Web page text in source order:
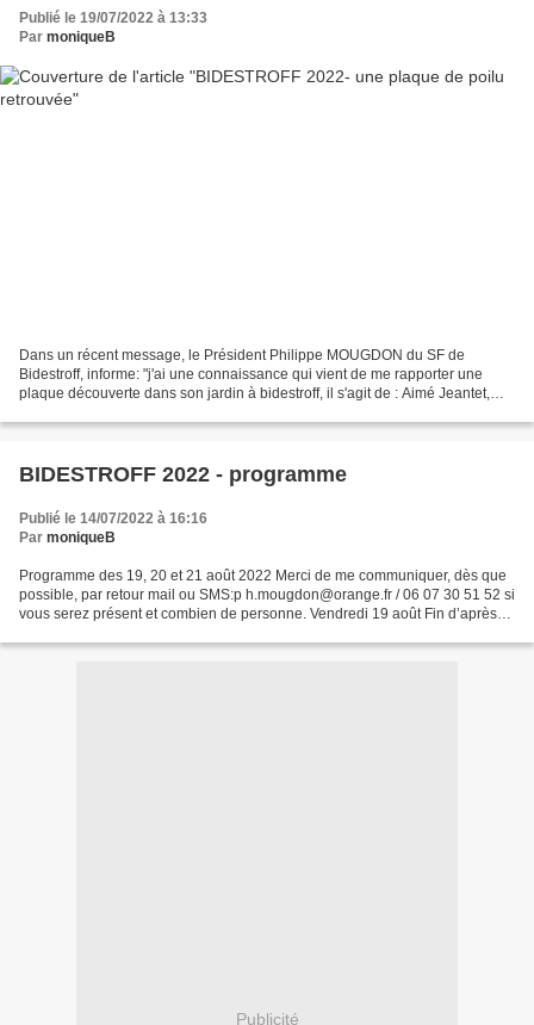
Publié le 19/07/2022 à 13:33
Par moniqueB
Dans un récent message, le Président Philippe MOUGDON du SF de
Bidestroff, informe: "j'ai une connaissance qui vient de me rapporter une
plaque découverte dans son jardin à bidestroff, il s'agit de : Aimé Jeantet,
BIDESTROFF 2022 - programme
Publié le 14/07/2022 à 16:16
Par moniqueB
Programme des 19, 20 et 21 août 2022 Merci de me communiquer, dès que
possible, par retour mail ou SMS:p h.mougdon@orange.fr / 06 07 30 51 52 si
vous serez présent et combien de personne. Vendredi 19 août Fin d’après-
Publicité